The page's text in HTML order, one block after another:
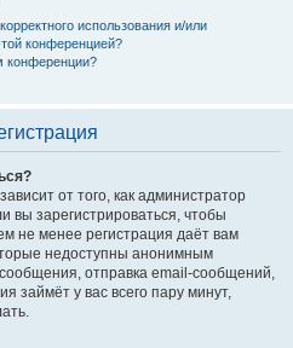
использования и/или
конференцией?
конференции?
от того, как администратор
зарегистрироваться, чтобы
не менее регистрация даёт вам
недоступны анонимным
отправка email-сообщений,
займёт у вас всего пару минут,